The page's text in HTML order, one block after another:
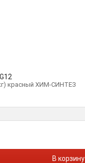
G12
красный ХИМ-СИНТЕЗ
В корзину